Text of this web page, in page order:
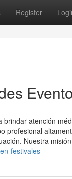
Register
atención
profesional
Nuestra
festivales